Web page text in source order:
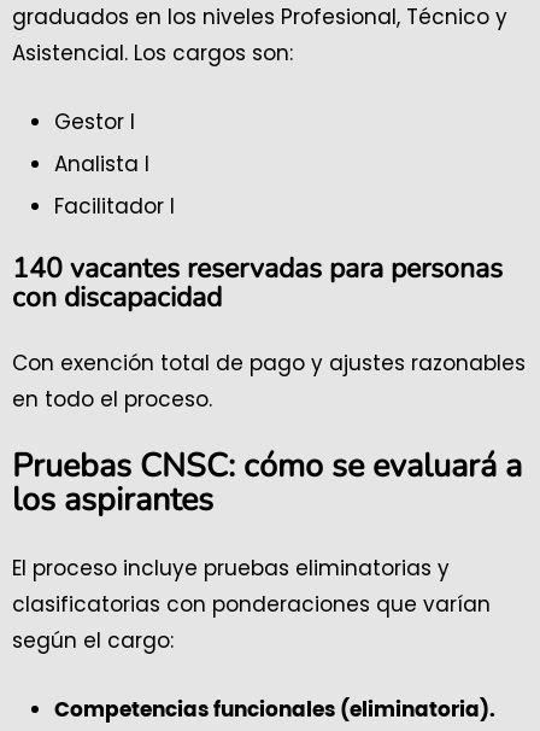
graduados en los niveles Profesional, Técnico y
Asistencial. Los cargos son:
Gestor I
Analista I
Facilitador I
140 vacantes reservadas para personas
con discapacidad
Con exención total de pago y ajustes razonables
en todo el proceso.
Pruebas CNSC: cómo se evaluará a
los aspirantes
El proceso incluye pruebas eliminatorias y
clasificatorias con ponderaciones que varían
según el cargo:
Competencias funcionales (eliminatoria).